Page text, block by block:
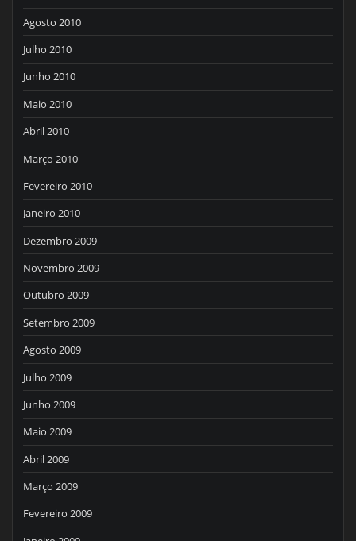
Agosto 2010
Julho 2010
Junho 2010
Maio 2010
Abril 2010
Março 2010
Fevereiro 2010
Janeiro 2010
Dezembro 2009
Novembro 2009
Outubro 2009
Setembro 2009
Agosto 2009
Julho 2009
Junho 2009
Maio 2009
Abril 2009
Março 2009
Fevereiro 2009